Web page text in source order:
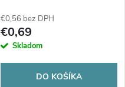
€0,56 bez DPH
€0,69
Skladom
DO KOŠÍKA